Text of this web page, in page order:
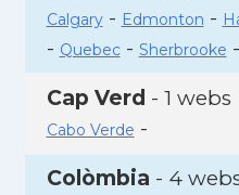
Calgary- Edmonton -
- Quebec- Sherbrooke -
Cap Verd - 1 webs
Cabo Verde -
Colòmbia - 4